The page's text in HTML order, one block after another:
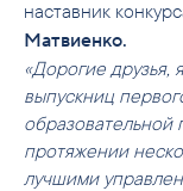
наставник
Матвиенко.
«Дорогие друзья,
выпускниц
протяжении
лучшими